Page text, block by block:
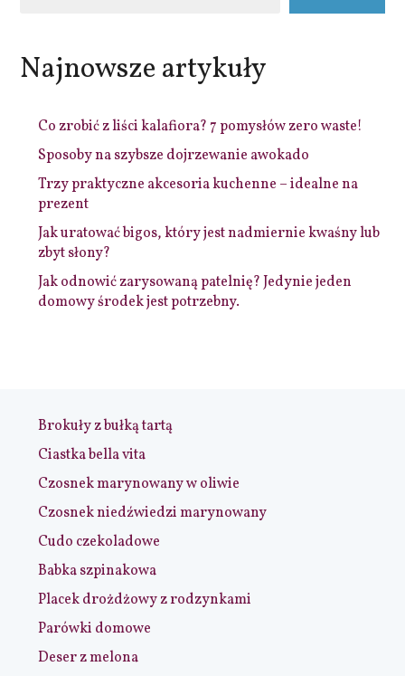
Najnowsze artykuły
Co zrobić z liści kalafiora? 7 pomysłów zero waste!
Sposoby na szybsze dojrzewanie awokado
Trzy praktyczne akcesoria kuchenne – idealne na
prezent
Jak uratować bigos, który jest nadmiernie kwaśny lub
zbyt słony?
Jak odnowić zarysowaną patelnię? Jedynie jeden
domowy środek jest potrzebny.
Brokuły z bułką tartą
Ciastka bella vita
Czosnek marynowany w oliwie
Czosnek niedźwiedzi marynowany
Cudo czekoladowe
Babka szpinakowa
Placek drożdżowy z rodzynkami
Parówki domowe
Deser z melona